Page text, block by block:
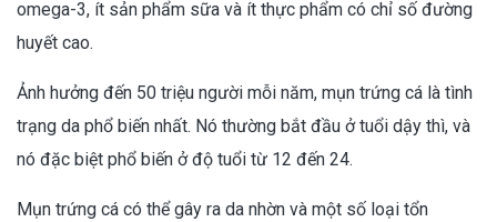
omega-3, ít sản phẩm sữa và ít thực phẩm có chỉ số đường
huyết cao.
Ảnh hưởng đến 50 triệu người mỗi năm, mụn trứng cá là tình
trạng da phổ biến nhất. Nó thường bắt đầu ở tuổi dậy thì, và
nó đặc biệt phổ biến ở độ tuổi từ 12 đến 24.
Mụn trứng cá có thể gây ra da nhờn và một số loại tổn